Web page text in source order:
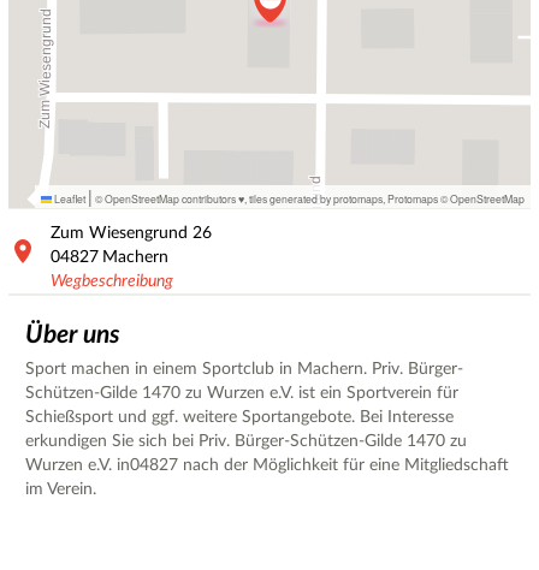
Leaflet | © OpenStreetMap contributors ♥, tiles generated by protomaps Protomaps©OpenStreetMap
Zum Wiesengrund 26
04827 Machern
Wegbeschreibung
Über uns
Sport machen in einem Sportclub in Machern. Priv. Bürger-
Schützen-Gilde 1470 zu Wurzen e.V. ist ein Sportverein für
Schießsport und ggf. weitere Sportangebote. Bei Interesse
erkundigen Sie sich bei Priv. Bürger-Schützen-Gilde 1470 zu
Wurzen e.V. in04827 nach der Möglichkeit für eine Mitgliedschaft
im Verein.